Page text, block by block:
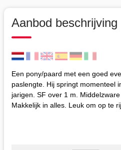
Aanbod beschrijving
Een pony/paard met een goed
paslengte. Hij springt momenteel
jarigen. SF over 1 m.
Makkelijk in alles. Leuk om op te